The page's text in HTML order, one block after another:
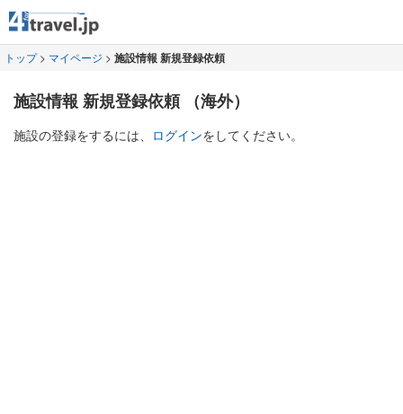
トップ> マイページ > 施設情報 新規登録依頼
施設情報 新規登録依頼 （海外）
施設の登録をするには、 ログインをしてください。